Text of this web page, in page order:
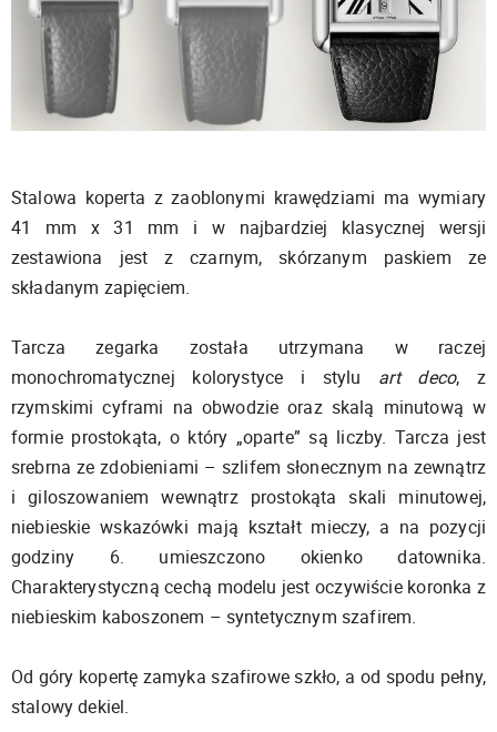
Stalowa koperta z zaoblonymi krawędziami ma wymiary
41 mm x 31 mm i w najbardziej klasycznej wersji
zestawiona jest z czarnym, skórzanym paskiem ze
składanym zapięciem.
Tarcza zegarka została utrzymana w raczej
monochromatycznej kolorystyce i stylu art deco, z
rzymskimi cyframi na obwodzie oraz skalą minutową w
formie prostokąta, o który „oparte” są liczby. Tarcza jest
srebrna ze zdobieniami – szlifem słonecznym na zewnątrz
i giloszowaniem wewnątrz prostokąta skali minutowej,
niebieskie wskazówki mają kształt mieczy, a na pozycji
godziny 6. umieszczono okienko datownika.
Charakterystyczną cechą modelu jest oczywiście koronka z
niebieskim kaboszonem – syntetycznym szafirem.
Od góry kopertę zamyka szafirowe szkło, a od spodu pełny,
stalowy dekiel.